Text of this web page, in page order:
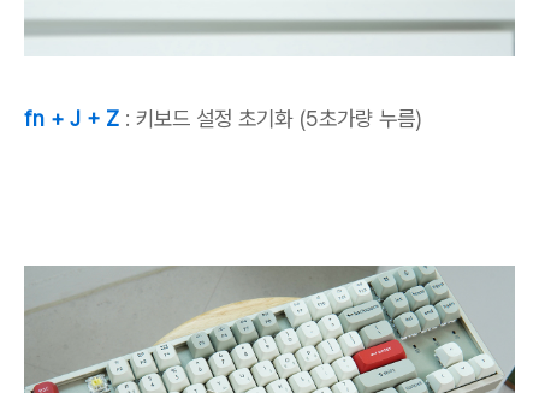
fn + J + Z : 키보드 설정 초기화 (5초가량 누름)